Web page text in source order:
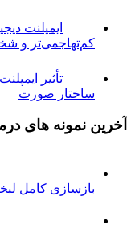
ایمپلنت دیجیتال
و
تأثیر ایمپلنت
صورت
های درمانی
کامل لبخند با